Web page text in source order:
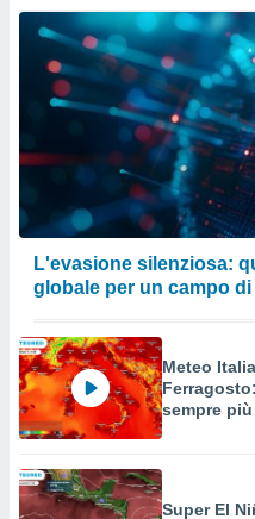
L'evasione silenziosa:
globale per un campo
Meteo
sempre
Super El